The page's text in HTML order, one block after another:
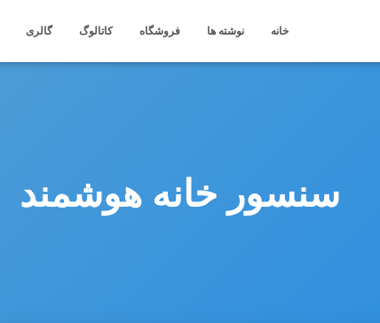
خانه نوشته ها فروشگاه کاتالوگ گالری
سنسور خانه هوشمند